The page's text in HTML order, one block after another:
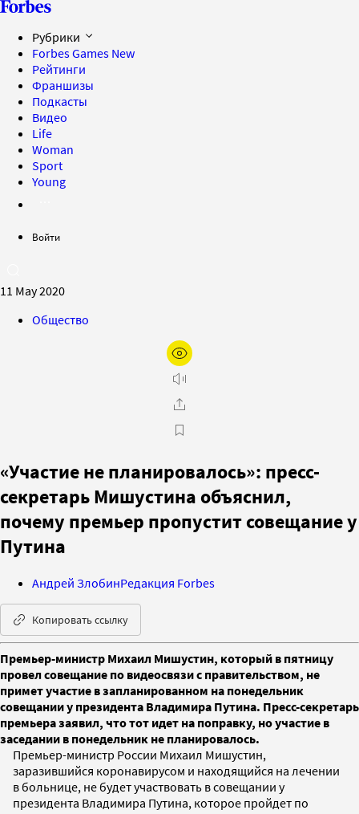
Рубрики
Forbes Games New
Рейтинги
Франшизы
Подкасты
Видео
Life
Woman
Sport
Young
Войти
11 May 2020
Общество
«Участие не планировалось»: пресс-
секретарь Мишустина объяснил,
почему премьер пропустит совещание у
Путина
Андрей ЗлобинРедакция Forbes
Копировать ссылку
Премьер-министр Михаил Мишустин, который в пятницу
провел совещание по видеосвязи с правительством, не
примет участие в запланированном на понедельник
совещании у президента Владимира Путина. Пресс-секретарь
премьера заявил, что тот идет на поправку, но участие в
заседании в понедельник не планировалось.
Премьер-министр России Михаил Мишустин,
заразившийся коронавирусом и находящийся на лечении
в больнице, не будет участвовать в совещании у
президента Владимира Путина, которое пройдет по